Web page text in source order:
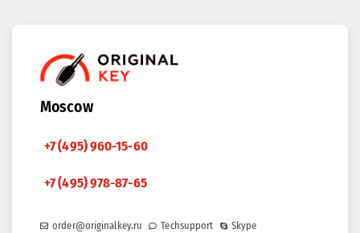
Moscow
+7 (495) 960-15-60
+7 (495) 978-87-65
order@originalkey.ru Techsupport
Skype